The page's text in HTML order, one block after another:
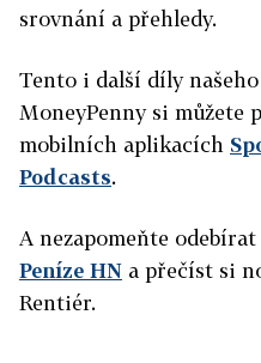
srovnání a přehledy.
Tento i další díly
MoneyPenny si můžete
mobilních aplikacích
Podcasts.
A nezapomeňte
Peníze HN a přečíst si
Rentiér.